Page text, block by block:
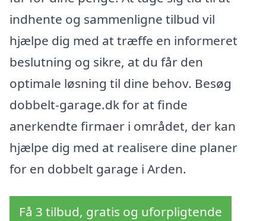
indhente og sammenligne tilbud vil
hjælpe dig med at træffe en informeret
beslutning og sikre, at du får den
optimale løsning til dine behov. Besøg
dobbelt-garage.dk for at finde
anerkendte firmaer i området, der kan
hjælpe dig med at realisere dine planer
for en dobbelt garage i Arden.
Få 3 tilbud, gratis og uforpligtende